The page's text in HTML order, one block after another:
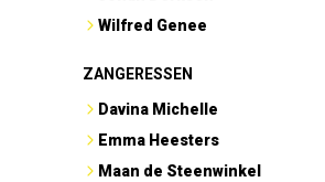
Wilfred Genee
ZANGERESSEN
Davina Michelle
Emma Heesters
Maan de Steenwinkel